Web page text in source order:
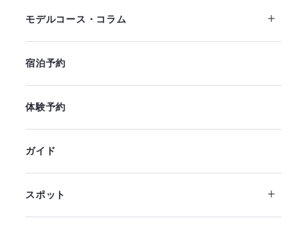
モデルコース・コラム
宿泊予約
体験予約
ガイド
スポット